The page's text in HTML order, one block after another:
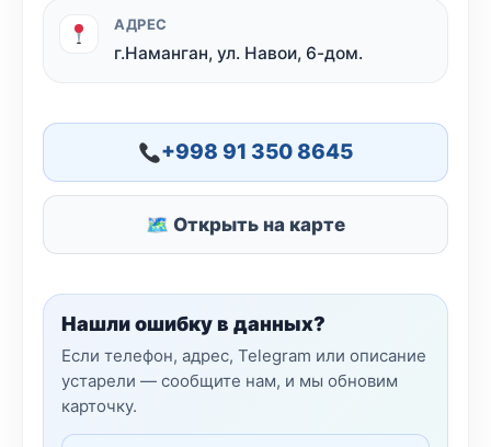
АДРЕС
г.Наманган, ул. Навои, 6-дом.
+998 91 350 8645
🗺 Открыть на карте
Нашли ошибку в данных?
Если телефон, адрес, Telegram или описание
устарели — сообщите нам, и мы обновим
карточку.